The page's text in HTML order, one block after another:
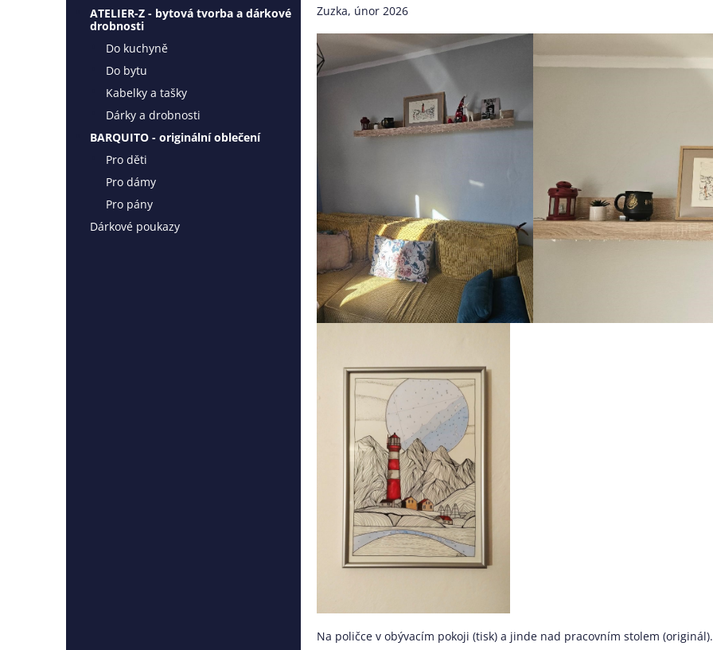
ATELIER-Z - bytová tvorba a dárkové
drobnosti
Do kuchyně
Do bytu
Kabelky a tašky
Dárky a drobnosti
BARQUITO - originální oblečení
Pro děti
Pro dámy
Pro pány
Dárkové poukazy
Zuzka, únor 2026
Na poličce v obývacím pokoji (tisk) a jinde nad pracovním stolem (originál).